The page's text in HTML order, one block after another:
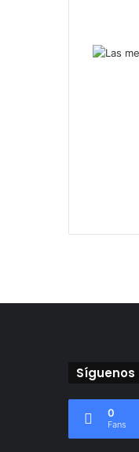
Síguenos
0
Fans